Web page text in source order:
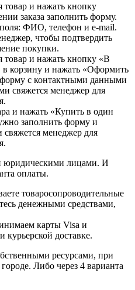
и нажать кнопку
заказа заполнить форму.
ФИО, телефон и e-mail.
чтобы подтвердить
покупки.
и нажать кнопку «В
в корзину и нажать «Оформить
форму с контактными данными
свяжется менеджер для
и нажать «Купить в один
заполнить форму и
свяжется менеджер для
юридическими лицами. И
оплаты.
товаросопроводительные
денежными средствами,
карты Visa и
курьерской доставке.
ресурсами, при
Либо через 4 варианта